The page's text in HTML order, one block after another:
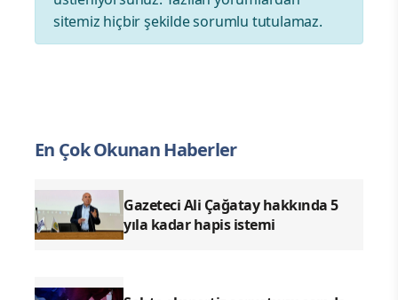
Yorum yazarak topluluk kurallarımızı
etmiş bulunuyor ve tüm sorumluluğu
sitemiz hiçbir şekilde sorumlu tutulamaz.